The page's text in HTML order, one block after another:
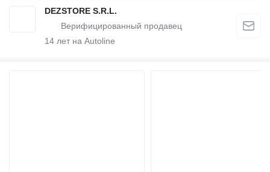
DEZSTORE S.R.L.
14 лет на Autoline